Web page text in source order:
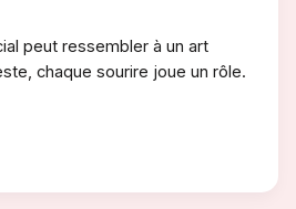
peut ressembler à un art
chaque sourire joue un rôle.